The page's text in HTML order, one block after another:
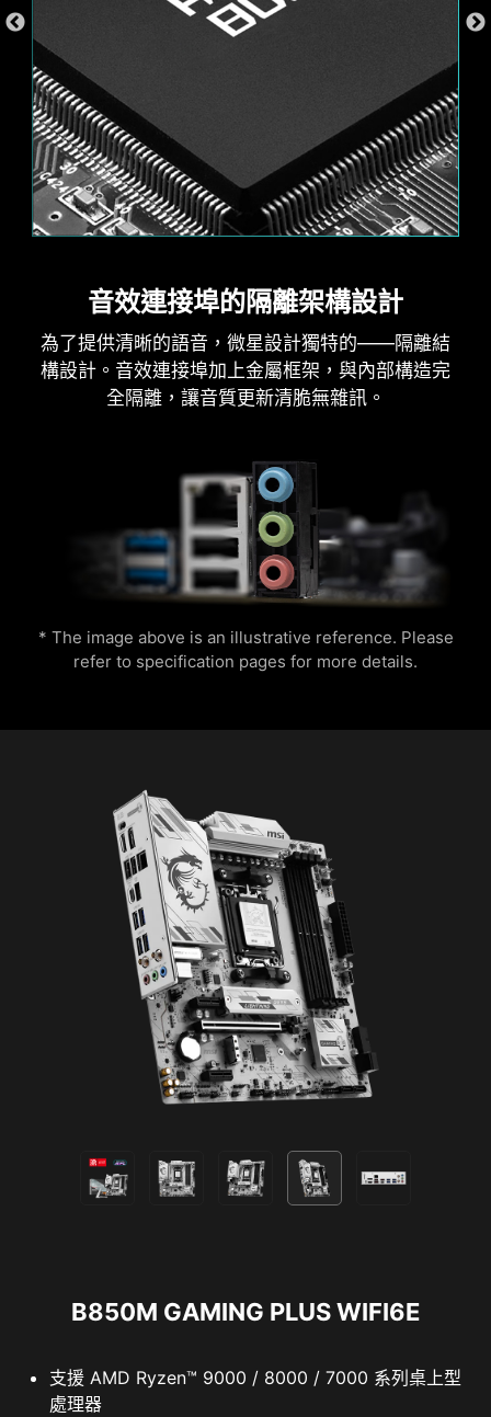
音效連接埠的隔離架構設計
為了提供清晰的語音，微星設計獨特的——隔離結
構設計。音效連接埠加上金屬框架，與內部構造完
全隔離，讓音質更新清脆無雜訊。
* The image above is an illustrative reference. Please
refer to specification pages for more details.
火焰 呼吸
色環
流星 預設
輕鬆延伸您的RGB體驗
利用Mystic Light 擴充插槽，可增添RGB 燈條或其
他RGB裝置裝置。 Mystic Light 軟體直覺式界面，
同步週邊裝置 A-RAINBOW V2
Game Boost AI Boost
單一鍵即可讓CPU快速超頻，提高性能。
式上。
AIDA64 EXTREME 獨家版本
費試用。 AIDA64 Extreme 是一款電腦軟硬體偵測
診斷軟體。透過該軟體，您可以在電腦上監控作業
系統、主機板、CPU、BIOS…等相關詳細資訊，並
可儲存CSV、HTML 等多種格式檔案。
選擇使用NORTON 360 DELUXE 加
入網路安全
為您的裝置提供多層保護、線上隱私功能包含安全
VPN，以及暗網監測，並全數整合在單一解決方案
中。使用MSI 主機板，即可免費試用Norton 360
Deluxe 60 天。
提供高達50 GB雲端備份空間
密碼管理員
PC SafeCam
B850M GAMING PLUS WIFI6E
支援 AMD Ryzen™ 9000 / 8000 / 7000 系列桌上型
處理器